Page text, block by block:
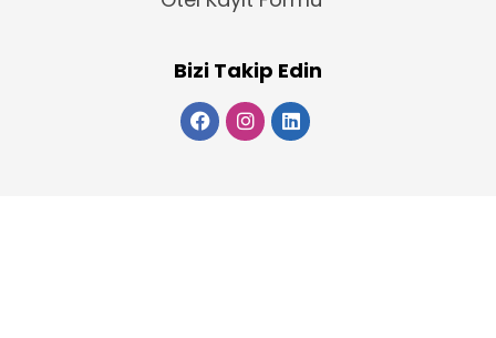
Bizi Takip Edin